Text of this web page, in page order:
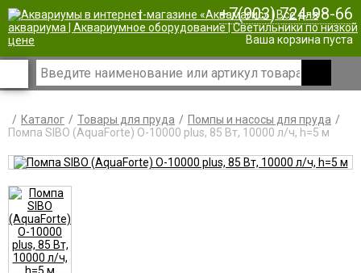
| +7(903) 724-98-66
Ваша корзина пуста
Каталог Товары для пруда
Помпы и насосы для пруда
Помпа SIBO (AquaForte) O-10000 plus, 85 Вт, 10000 л/ч, h=5 м